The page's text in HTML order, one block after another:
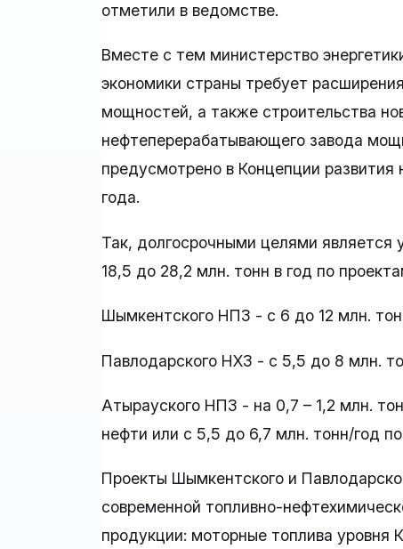
отметили в ведомстве.
Вместе с тем министерство
экономики страны требует
мощностей, а также строительства
нефтеперерабатывающего завода
предусмотрено в Концепции
года.
Так, долгосрочными целями является
18,5 до 28,2 млн. тонн в год по
Шымкентского НПЗ - с 6 до 12 млн.
Павлодарского НХЗ - с 5,5 до 8 млн.
Атырауского НПЗ - на 0,7 – 1,2 млн.
нефти или с 5,5 до 6,7 млн. тонн/год
Проекты Шымкентского и
современной топливно-
продукции: моторные топлива уровня